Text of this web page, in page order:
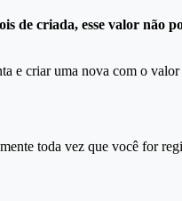
de criada, esse valor não
e criar uma nova com o valor
toda vez que você for